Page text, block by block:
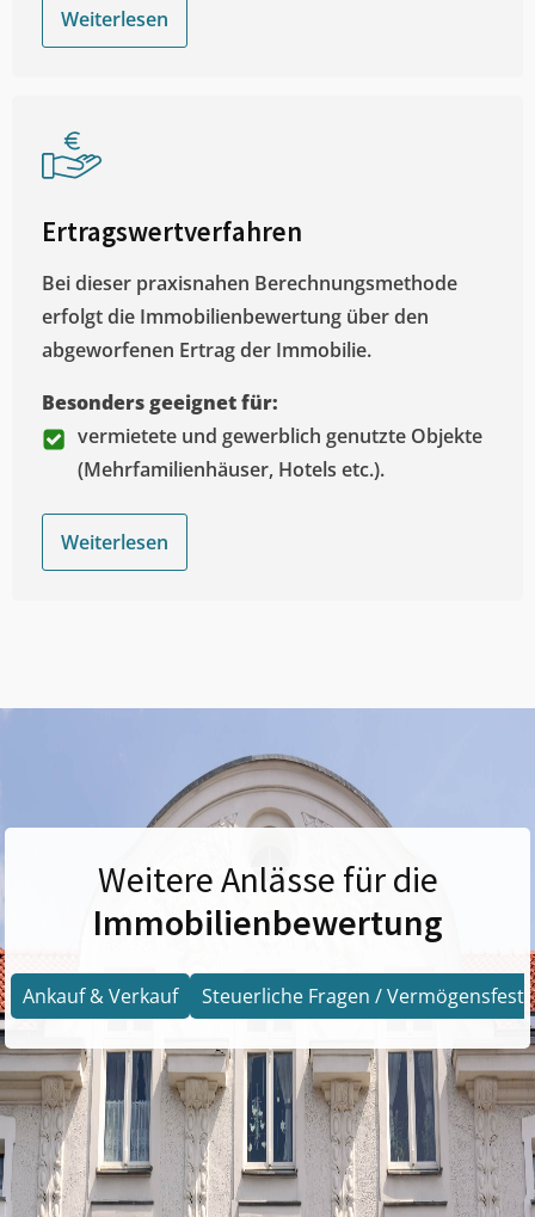
Weiterlesen
Ertragswertverfahren
Bei dieser praxisnahen Berechnungsmethode
erfolgt die Immobilienbewertung über den
abgeworfenen Ertrag der Immobilie.
Besonders geeignet für:
vermietete und gewerblich genutzte Objekte
(Mehrfamilienhäuser, Hotels etc.).
Weiterlesen
Weitere Anlässe für die
Immobilienbewertung
Ankauf & Verkauf Steuerliche Fragen /